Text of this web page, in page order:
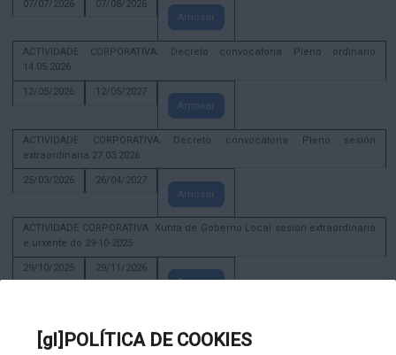
[gl]POLÍTICA DE COOKIES
07/07/2026
07/08/2026
Amosar
ACTIVIDADE CORPORATIVA. Decreto convocatoria Pleno ordinario
14.05.2026
12/05/2026
12/05/2027
Amosar
ACTIVIDADE CORPORATIVA Decreto convocatoria Pleno sesión
extraordinaria 27.03.2026
25/03/2026
26/04/2027
Amosar
ACTIVIDADE CORPORATIVA. Xunta de Goberno Local sesión extraordinaria
e urxente do 29-10-2025
29/10/2025
29/11/2026
Amosar
constitutiva da Xunta de Goberno Local extraordinaria e urxente 21.6.2023